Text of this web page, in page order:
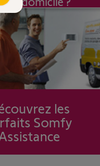
les
Somfy